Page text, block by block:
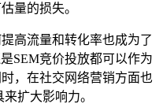
量的损失。
高流量和转化率也成为了
SEM竞价投放都可以作为
，在社交网络营销方面也
扩大影响力。